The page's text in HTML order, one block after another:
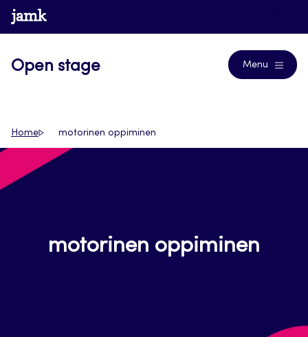
Siirry
suoraan
www.jamk.fi
Open stage Menu
Home motorinen oppiminen
motorinen oppiminen